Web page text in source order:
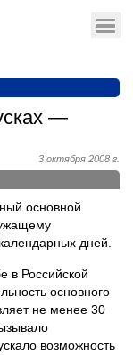
—
3 октября 2008 г.
основной
дней.
в Российской
основного
не менее 30
возможность